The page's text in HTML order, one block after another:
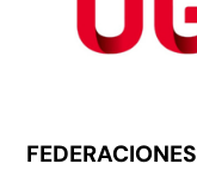
FEDERACIONES